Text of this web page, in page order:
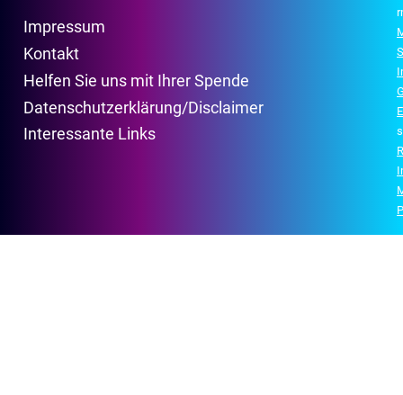
Impressum
Kontakt
Helfen Sie uns mit Ihrer Spende
Datenschutzerklärung/Disclaimer
Interessante Links